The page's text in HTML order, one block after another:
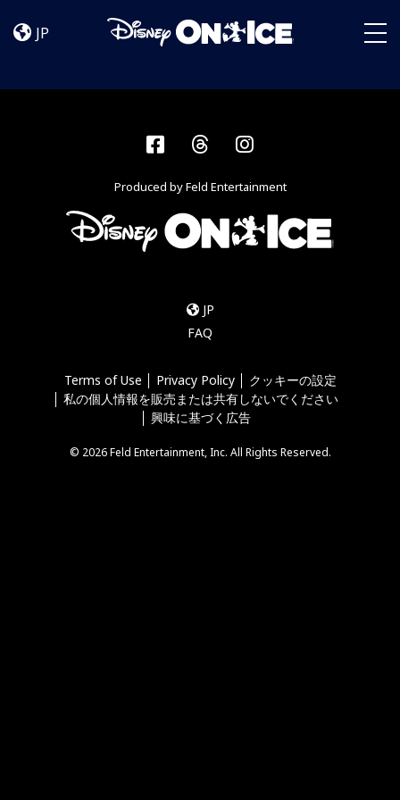
JP
Facebook
ThreadsInstagram
Produced by Feld Entertainment
JP
FAQ
Terms of Use Privacy Policy
クッキーの設定
私の個人情報を販売または共有しないでください
興味に基づく広告
© 2026 Feld Entertainment, Inc. All Rights Reserved.